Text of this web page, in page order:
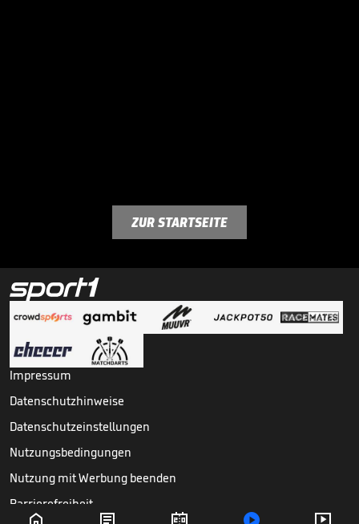
    
ZUR STARTSEITE
Impressum
Datenschutzhinweise
Datenschutzeinstellungen
Nutzungsbedingungen
Nutzung mit Werbung beenden
Barrierefreiheit